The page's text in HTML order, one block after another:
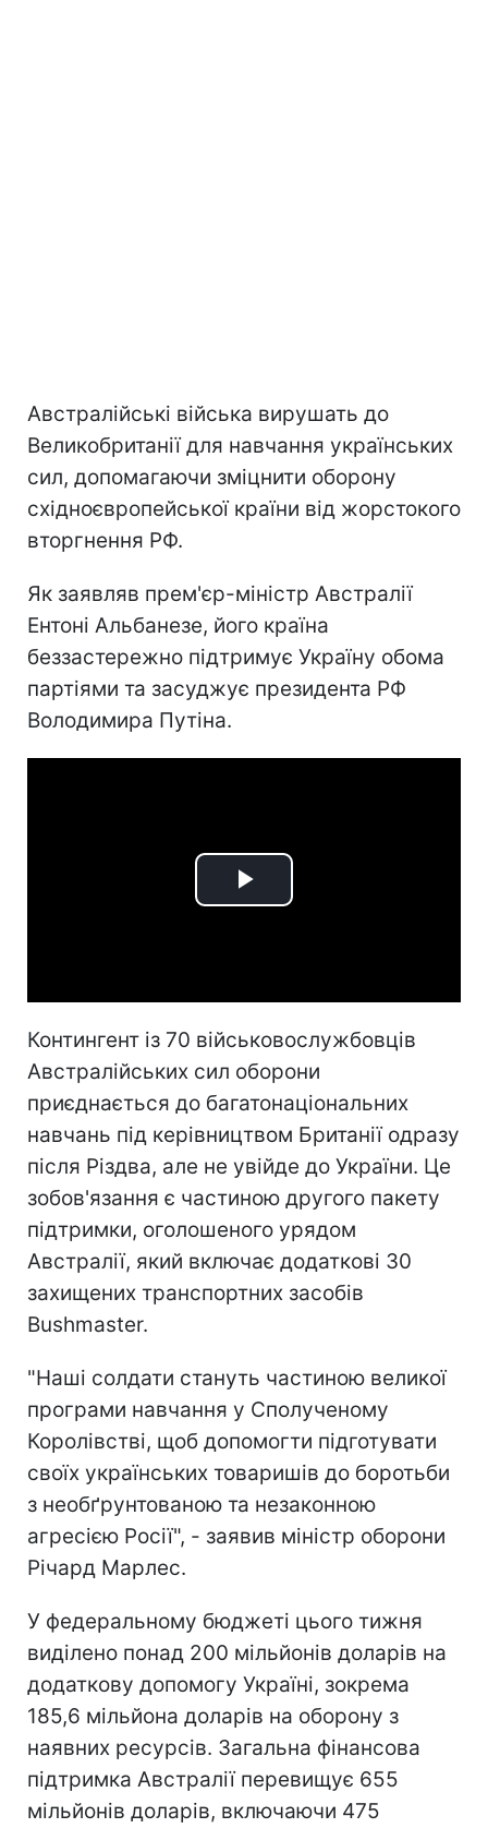
Австралійські війська вирушать до
Великобританії для навчання українських
сил, допомагаючи зміцнити оборону
східноєвропейської країни від жорстокого
вторгнення РФ.
Як заявляв прем'єр-міністр Австралії
Ентоні Альбанезе, його країна
беззастережно підтримує Україну обома
партіями та засуджує президента РФ
Володимира Путіна.
Play
Контингент із 70 військовослужбовців
Австралійських сил оборони
приєднається до багатонаціональних
навчань під керівництвом Британії одразу
після Різдва, але не увійде до України. Це
зобов'язання є частиною другого пакету
підтримки, оголошеного урядом
Австралії, який включає додаткові 30
захищених транспортних засобів
Bushmaster.
"Наші солдати стануть частиною великої
програми навчання у Сполученому
Королівстві, щоб допомогти підготувати
своїх українських товаришів до боротьби
з необґрунтованою та незаконною
агресією Росії", - заявив міністр оборони
Річард Марлес.
У федеральному бюджеті цього тижня
виділено понад 200 мільйонів доларів на
додаткову допомогу Україні, зокрема
185,6 мільйона доларів на оборону з
наявних ресурсів. Загальна фінансова
підтримка Австралії перевищує 655
мільйонів доларів, включаючи 475